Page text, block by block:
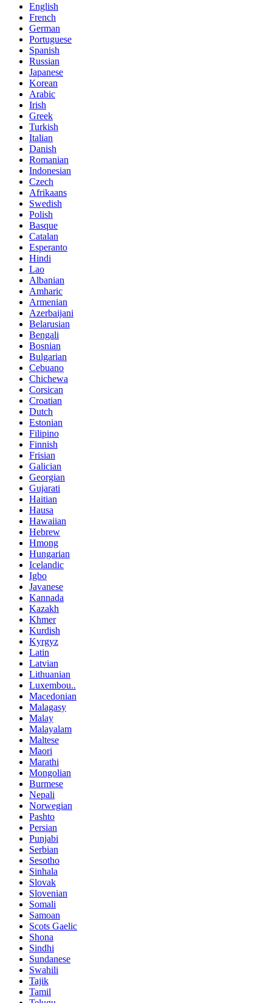
English
French
German
Portuguese
Spanish
Russian
Japanese
Korean
Arabic
Irish
Greek
Turkish
Italian
Danish
Romanian
Indonesian
Czech
Afrikaans
Swedish
Polish
Basque
Catalan
Esperanto
Hindi
Lao
Albanian
Amharic
Armenian
Azerbaijani
Belarusian
Bengali
Bosnian
Bulgarian
Cebuano
Chichewa
Corsican
Croatian
Dutch
Estonian
Filipino
Finnish
Frisian
Galician
Georgian
Gujarati
Haitian
Hausa
Hawaiian
Hebrew
Hmong
Hungarian
Icelandic
Igbo
Javanese
Kannada
Kazakh
Khmer
Kurdish
Kyrgyz
Latin
Latvian
Lithuanian
Luxembou..
Macedonian
Malagasy
Malay
Malayalam
Maltese
Maori
Marathi
Mongolian
Burmese
Nepali
Norwegian
Pashto
Persian
Punjabi
Serbian
Sesotho
Sinhala
Slovak
Slovenian
Somali
Samoan
Scots Gaelic
Shona
Sindhi
Sundanese
Swahili
Tajik
Tamil